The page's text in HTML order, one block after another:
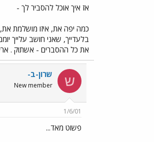
אז איך אוכל להסביר לך -
כמה יפה את, איזו מושלמת את,
בלעדייך, שאני חושב עלייך
את כל ההסברים - אשתוק .
ש שרון-ב-
New member
1/6/01
פשוט מאד...